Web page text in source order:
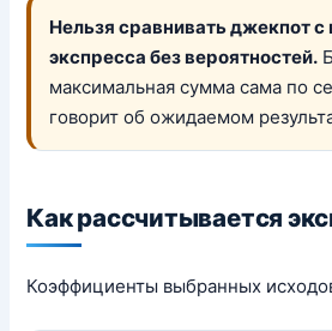
Нельзя сравнивать джекпот с
экспресса без вероятностей.
максимальная сумма сама по
говорит об ожидаемом
Как рассчитывается
Коэффициенты выбранных